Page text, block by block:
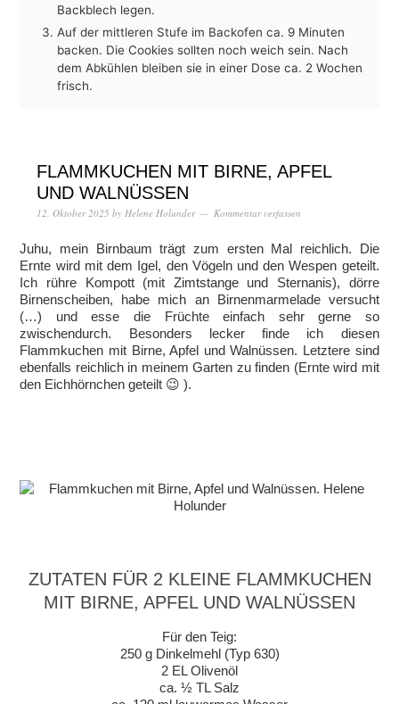
Backblech legen.
Auf der mittleren Stufe im Backofen ca. 9 Minuten
backen. Die Cookies sollten noch weich sein. Nach
dem Abkühlen bleiben sie in einer Dose ca. 2 Wochen
frisch.
FLAMMKUCHEN MIT BIRNE, APFEL
UND WALNÜSSEN
12. Oktober 2025 by Helene Holunder Kommentar verfassen
Juhu, mein Birnbaum trägt zum ersten Mal reichlich. Die
Ernte wird mit dem Igel, den Vögeln und den Wespen geteilt.
Ich rühre Kompott (mit Zimtstange und Sternanis), dörre
Birnenscheiben, habe mich an Birnenmarmelade versucht
(…) und esse die Früchte einfach sehr gerne so
zwischendurch. Besonders lecker finde ich diesen
Flammkuchen mit Birne, Apfel und Walnüssen. Letztere sind
ebenfalls reichlich in meinem Garten zu finden (Ernte wird mit
den Eichhörnchen geteilt 😉 ).
ZUTATEN FÜR 2 KLEINE FLAMMKUCHEN
MIT BIRNE, APFEL UND WALNÜSSEN
Für den Teig:
250 g Dinkelmehl (Typ 630)
2 EL Olivenöl
ca. ½ TL Salz